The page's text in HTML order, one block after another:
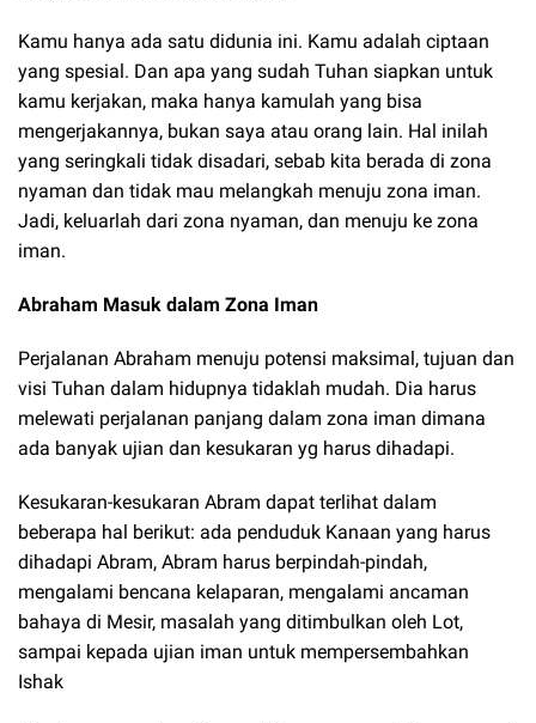
Kamu hanya ada satu didunia ini. Kamu adalah ciptaan
yang spesial. Dan apa yang sudah Tuhan siapkan untuk
kamu kerjakan, maka hanya kamulah yang bisa
mengerjakannya, bukan saya atau orang lain. Hal inilah
yang seringkali tidak disadari, sebab kita berada di zona
nyaman dan tidak mau melangkah menuju zona iman.
Jadi, keluarlah dari zona nyaman, dan menuju ke zona
iman.
Abraham Masuk dalam Zona Iman
Perjalanan Abraham menuju potensi maksimal, tujuan dan
visi Tuhan dalam hidupnya tidaklah mudah. Dia harus
melewati perjalanan panjang dalam zona iman dimana
ada banyak ujian dan kesukaran yg harus dihadapi.
Kesukaran-kesukaran Abram dapat terlihat dalam
beberapa hal berikut: ada penduduk Kanaan yang harus
dihadapi Abram, Abram harus berpindah-pindah,
mengalami bencana kelaparan, mengalami ancaman
bahaya di Mesir, masalah yang ditimbulkan oleh Lot,
sampai kepada ujian iman untuk mempersembahkan
Ishak